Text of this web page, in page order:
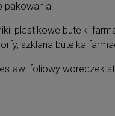
pakowania:
plastikowe butelki
szklana butelka
foliowy woreczek